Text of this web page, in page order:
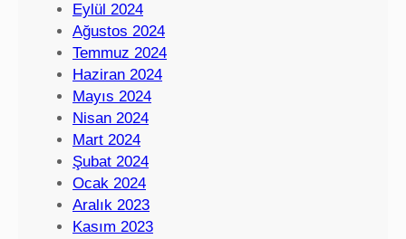
Eylül 2024
Ağustos 2024
Temmuz 2024
Haziran 2024
Mayıs 2024
Nisan 2024
Mart 2024
Şubat 2024
Ocak 2024
Aralık 2023
Kasım 2023